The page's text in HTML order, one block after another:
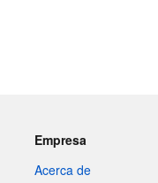
Empresa
Acerca de